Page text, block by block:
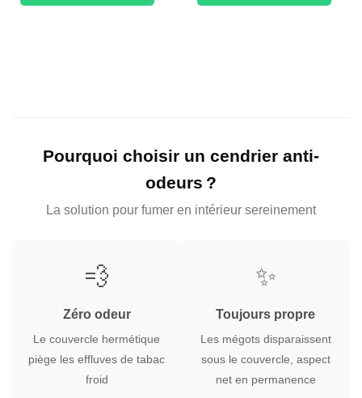
Pourquoi choisir un cendrier anti-
odeurs ?
La solution pour fumer en intérieur sereinement
💨
Zéro odeur
Le couvercle hermétique
piège les effluves de tabac
froid
✨
Toujours propre
Les mégots disparaissent
sous le couvercle, aspect
net en permanence